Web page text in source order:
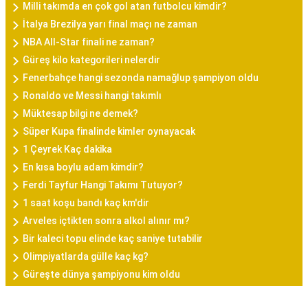
Milli takımda en çok gol atan futbolcu kimdir?
İtalya Brezilya yarı final maçı ne zaman
NBA All-Star finali ne zaman?
Güreş kilo kategorileri nelerdir
Fenerbahçe hangi sezonda namağlup şampiyon oldu
Ronaldo ve Messi hangi takımlı
Müktesap bilgi ne demek?
Süper Kupa finalinde kimler oynayacak
1 Çeyrek Kaç dakika
En kısa boylu adam kimdir?
Ferdi Tayfur Hangi Takımı Tutuyor?
1 saat koşu bandı kaç km'dir
Arveles içtikten sonra alkol alınır mı?
Bir kaleci topu elinde kaç saniye tutabilir
Olimpiyatlarda gülle kaç kg?
Güreşte dünya şampiyonu kim oldu